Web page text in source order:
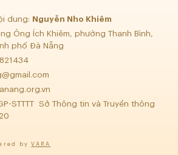
dung: Nguyễn Nho Khiêm
Ông Ích Khiêm, phường Thanh Bình,
phố Đà Nẵng
STTTT Sở Thông tin và Truyền thông
byVARA